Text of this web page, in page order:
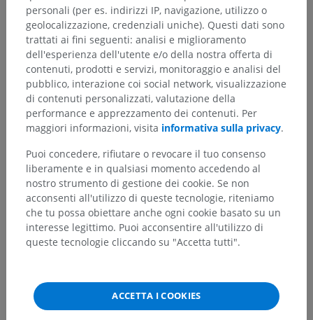
personali (per es. indirizzi IP, navigazione, utilizzo o
geolocalizzazione, credenziali uniche). Questi dati sono
trattati ai fini seguenti: analisi e miglioramento
dell'esperienza dell'utente e/o della nostra offerta di
contenuti, prodotti e servizi, monitoraggio e analisi del
pubblico, interazione coi social network, visualizzazione
di contenuti personalizzati, valutazione della
performance e apprezzamento dei contenuti. Per
maggiori informazioni, visita informativa sulla privacy.
Puoi concedere, rifiutare o revocare il tuo consenso
liberamente e in qualsiasi momento accedendo al
nostro strumento di gestione dei cookie. Se non
acconsenti all'utilizzo di queste tecnologie, riteniamo
che tu possa obiettare anche ogni cookie basato su un
interesse legittimo. Puoi acconsentire all'utilizzo di
queste tecnologie cliccando su "Accetta tutti".
ACCETTA I COOKIES